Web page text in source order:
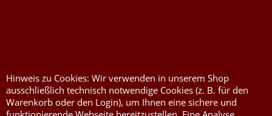
Nessel Baumwolle natur
Hinweis zu Cookies: Wir verwenden in unserem Shop
ausschließlich technisch notwendige Cookies (z. B. für den
Warenkorb oder den Login), um Ihnen eine sichere und